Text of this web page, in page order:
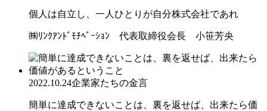
個人は自立し、一人ひとりが自分株式会社であれ
㈱ﾘﾝｸｱﾝﾄﾞﾓﾁﾍﾞｰｼｮﾝ 代表取締役会長 小笹芳央
2022.10.24企業家たちの金言
簡単に達成できないことは、裏を返せば、出来たら価